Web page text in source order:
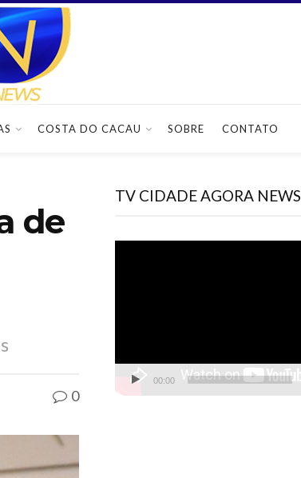
COSTA DO CACAU SOBRE CONTATO
de
0
TV CIDADE AGORA NEWS
00:00